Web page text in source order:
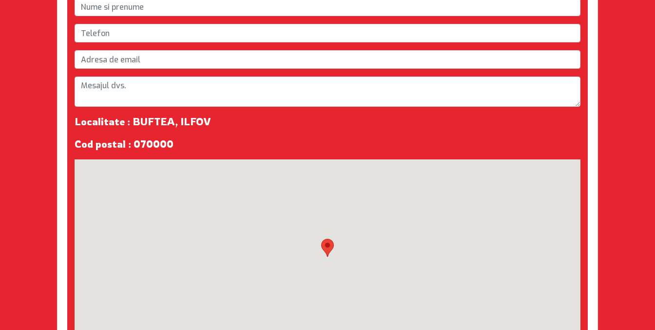
Localitate : BUFTEA, ILFOV
Cod postal : 070000